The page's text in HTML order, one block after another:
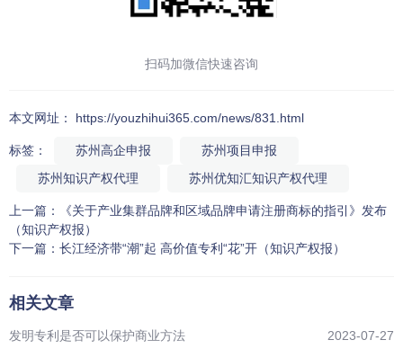
扫码加微信快速咨询
本文网址： https://youzhihui365.com/news/831.html
标签： 苏州高企申报
苏州项目申报
苏州知识产权代理
苏州优知汇知识产权代理
上一篇：
《关于产业集群品牌和区域品牌申请注册商标的指引》发布
（知识产权报）
下一篇： 长江经济带“潮”起 高价值专利“花”开（知识产权报）
相关文章
2023-07-27
发明专利是否可以保护商业方法